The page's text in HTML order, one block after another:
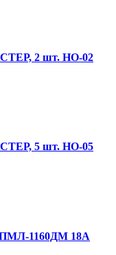
2 шт. НО-02
5 шт. НО-05
ПМЛ-1160ДМ 18А